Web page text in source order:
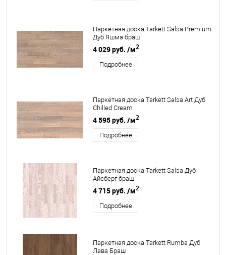
Паркетная доска Tarkett Salsa Premium
Дуб Яшма браш
4 029 руб. /м2
Подробнее
Паркетная доска Tarkett Salsa Art Дуб
Chilled Cream
4 595 руб. /м2
Подробнее
Паркетная доска Tarkett Salsa Дуб
Айсберг браш
4 715 руб. /м2
Подробнее
Паркетная доска Tarkett Rumba Дуб
Лава Браш